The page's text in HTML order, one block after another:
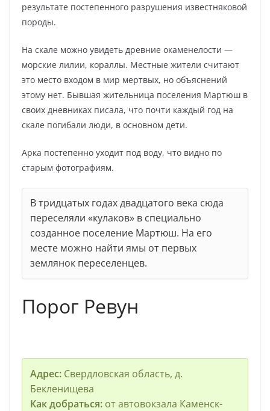
результате постепенного разрушения известняковой
породы.
На скале можно увидеть древние окаменелости —
морские лилии, кораллы. Местные жители считают
это место входом в мир мертвых, но объяснений
этому нет. Бывшая жительница поселения Мартюш в
своих дневниках писала, что почти каждый год на
скале погибали люди, в основном дети.
Арка постепенно уходит под воду, что видно по
старым фотографиям.
В тридцатых годах двадцатого века сюда
переселяли «кулаков» в специально
созданное поселение Мартюш. На его
месте можно найти ямы от первых
землянок переселенцев.
Порог Ревун
Адрес:Свердловская область, д.
Бекленищева
Как добраться:от автовокзала Каменск-